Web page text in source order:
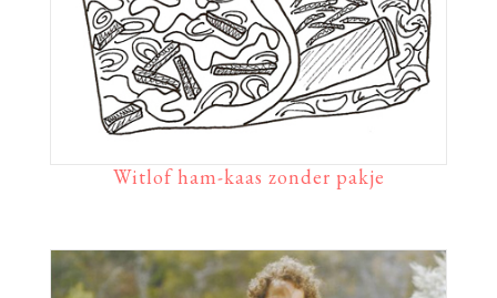
Witlof ham-kaas zonder pakje